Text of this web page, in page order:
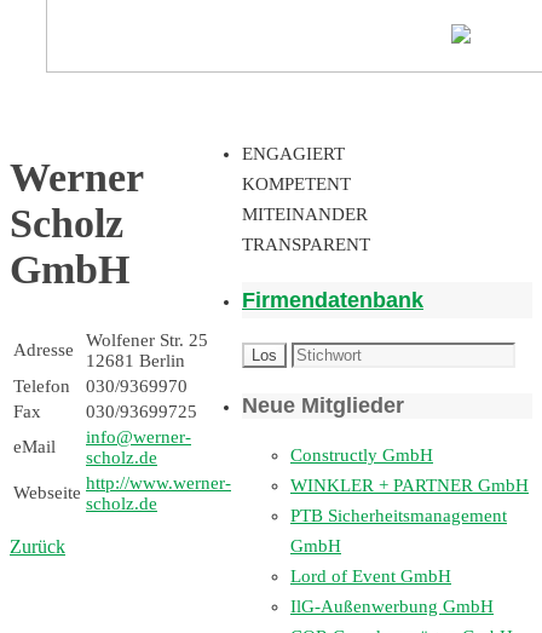
Werner
Scholz
GmbH
Adresse
Wolfener Str. 25
12681 Berlin
Telefon
030/9369970
Fax
030/93699725
eMail
info@werner-
scholz.de
Webseite http://www.werner-
scholz.de
Zurück
ENGAGIERT
KOMPETENT
MITEINANDER
TRANSPARENT
Firmendatenbank
Neue Mitglieder
Constructly GmbH
WINKLER + PARTNER GmbH
PTB Sicherheitsmanagement
GmbH
Lord of Event GmbH
IlG-Außenwerbung GmbH